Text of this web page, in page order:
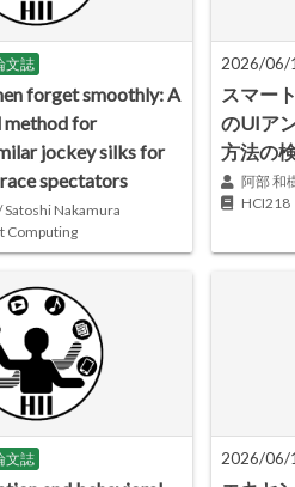
文誌
forget smoothly: A
method for
jockey silks for
spectators
Satoshi Nakamura
Computing
2026/06/
スマー
のUIア
方法の
阿部 和
HCI218
文誌 2026/06/